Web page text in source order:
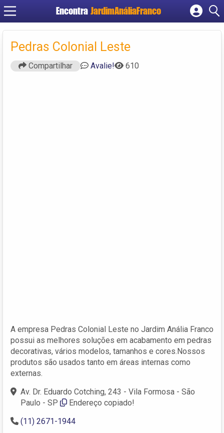
Encontra JardimAnáliaFranco
Cadastrar empresa
Criar conta
Pedras Colonial Leste
Compartilhar Avalie! 610
A empresa Pedras Colonial Leste no Jardim Anália Franco
possui as melhores soluções em acabamento em pedras
decorativas, vários modelos, tamanhos e cores.Nossos
produtos são usados tanto em áreas internas como
externas.
Av. Dr. Eduardo Cotching, 243 - Vila Formosa - São
Paulo - SP
Endereço copiado!
(11) 2671-1944